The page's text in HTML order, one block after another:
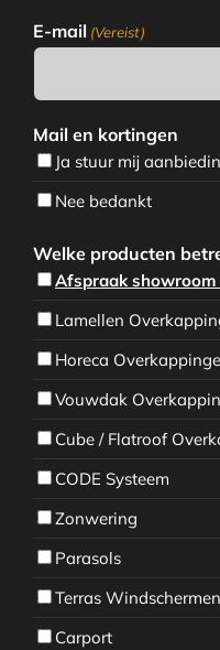
E-mail (Vereist)
Mail en kortingen
Ja stuur mij
Nee bedankt
Welke producten
Afspraak
Lamellen
Horeca
Vouwdak
Cube / Flatroof
CODE Systeem
Zonwering
Parasols
Terras Windschermen
Carport